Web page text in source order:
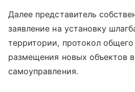
Далее представитель
заявление на установку
территории, протокол
размещения новых объектов
самоуправления.